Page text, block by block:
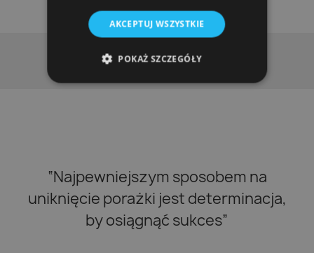
“Najpewniejszym sposobem na
uniknięcie porażki jest determinacja,
by osiągnąć sukces”
AKCEPTUJ WSZYSTKIE
POKAŻ SZCZEGÓŁY